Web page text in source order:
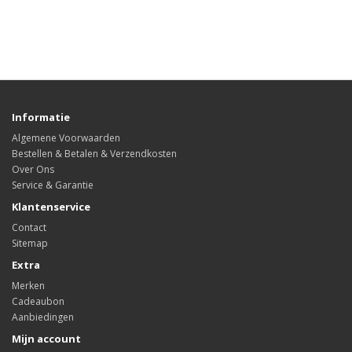
Informatie
Algemene Voorwaarden
Bestellen & Betalen & Verzendkosten
Over Ons
Service & Garantie
Klantenservice
Contact
Sitemap
Extra
Merken
Cadeaubon
Aanbiedingen
Mijn account